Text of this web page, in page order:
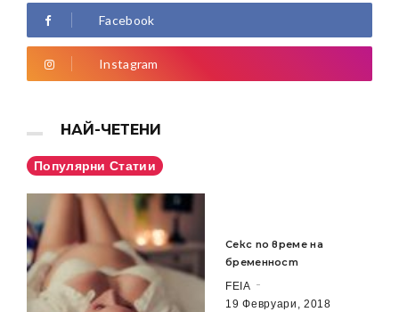
Facebook
Instagram
НАЙ-ЧЕТЕНИ
Популярни Статии
Секс по време на
бременност
FEIA
19 Февруари, 2018